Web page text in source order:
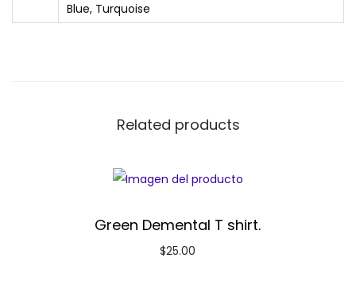
Blue, Turquoise
Related products
Green Demental T shirt.
$25.00